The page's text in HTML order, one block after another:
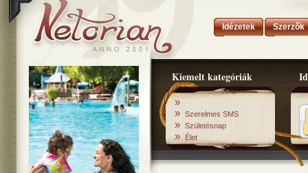
Idézetek Szerzők
Kiemelt kategóriák
»
» Szerelmes SMS
» Születésnap
» Élet